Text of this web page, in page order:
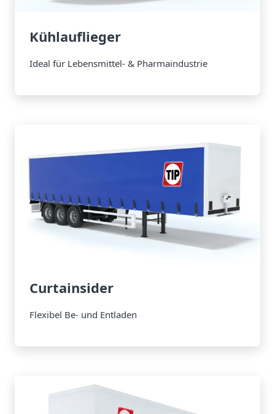
Kühlauflieger
Ideal für Lebensmittel- & Pharmaindustrie
Curtainsider
Flexibel Be- und Entladen